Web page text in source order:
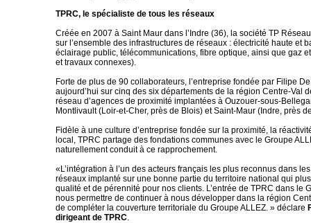
TPRC, le spécialiste de tous les réseaux
Créée en 2007 à Saint Maur dans l’Indre (36), la société TP
sur l’ensemble des infrastructures de réseaux : électricité haute et
éclairage public, télécommunications, fibre optique, ainsi que gaz
et travaux connexes).
Forte de plus de 90 collaborateurs, l’entreprise fondée par Filipe
aujourd’hui sur cinq des six départements de la région Centre-Val
réseau d’agences de proximité implantées à Ouzouer-sous-
Montlivault (Loir-et-Cher, près de Blois) et Saint-Maur (Indre, près
Fidèle à une culture d’entreprise fondée sur la proximité, la
local, TPRC partage des fondations communes avec le Groupe
naturellement conduit à ce rapprochement.
«L’intégration à l’un des acteurs français les plus reconnus dans
réseaux implanté sur une bonne partie du territoire national qui
qualité et de pérennité pour nos clients. L’entrée de TPRC dans le
nous permettre de continuer à nous développer dans la région
de compléter la couverture territoriale du Groupe ALLEZ. » déclare
dirigeant de TPRC.